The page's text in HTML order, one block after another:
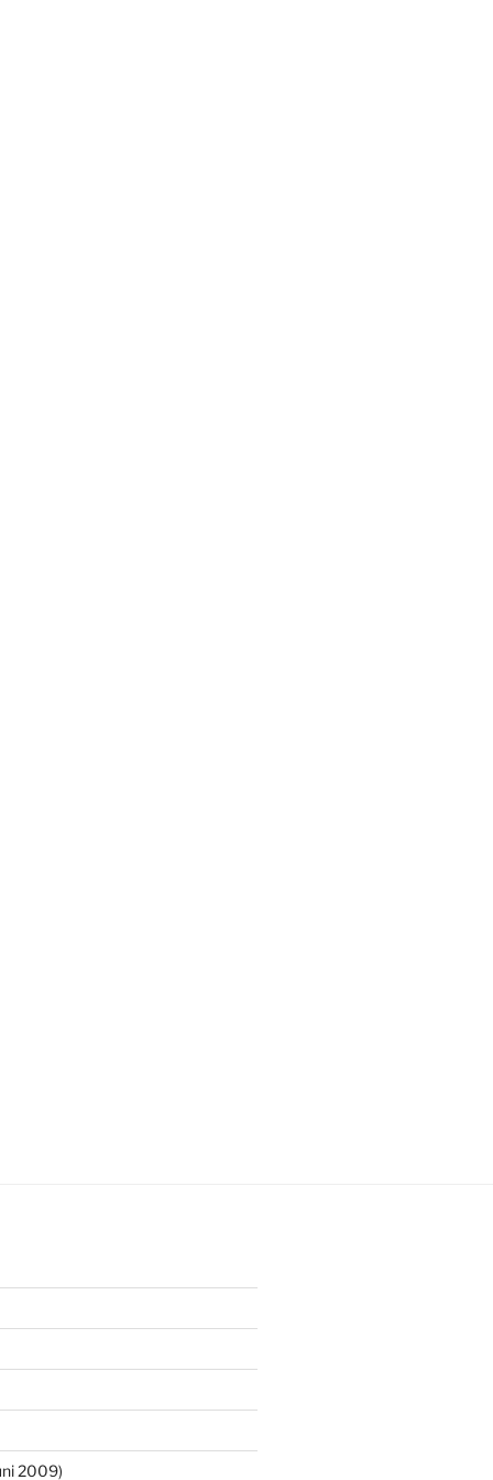
2009)